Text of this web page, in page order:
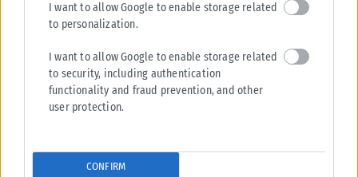
I want to allow Google to enable storage related
to personalization.
I want to allow Google to enable storage related
to security, including authentication
functionality and fraud prevention, and other
user protection.
CONFIRM
ΠΙΣ: Οδηγίες και μέτρα προστασίας για τους πολίτες λόγω
Ο Πανελλήνιος Ιατρικός Σύλλογος κρούει τον κώδωνα του κινδύνου και
συστήνει συγκεκριμένα μέτρα προστασίας από την επιβαρυμένη από
τις πυρκαγιές...